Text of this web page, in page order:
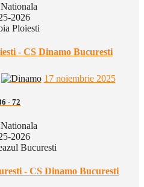
2026
Ploiesti
- CS Dinamo Bucuresti
17 noiembrie 2025
- 72
2026
Bucuresti
- CS Dinamo Bucuresti